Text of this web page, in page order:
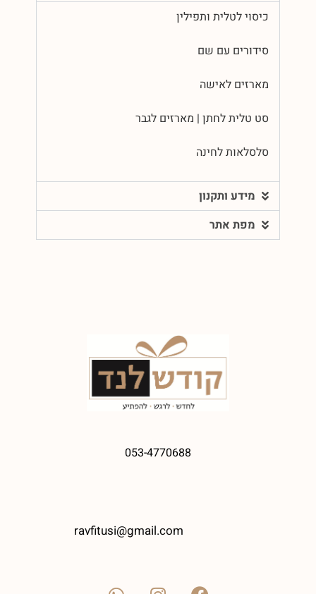
כיסוי לטלית ותפילין
סידורים עם שם
מארזים לאישה
סט טלית לחתן | מארזים לגבר
סלסלאות לחינה
מידע ותקנון
מפת אתר
053-4770688